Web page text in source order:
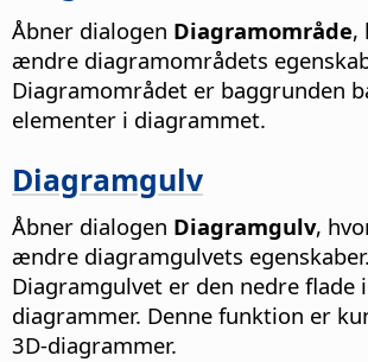
Åbner dialogen Diagramområde,
ændre diagramområdets
Diagramområdet er baggrunden
elementer i diagrammet.
Diagramgulv
Åbner dialogen Diagramgulv,
ændre diagramgulvets egenskaber.
Diagramgulvet er den nedre flade
diagrammer. Denne funktion er
3D-diagrammer.